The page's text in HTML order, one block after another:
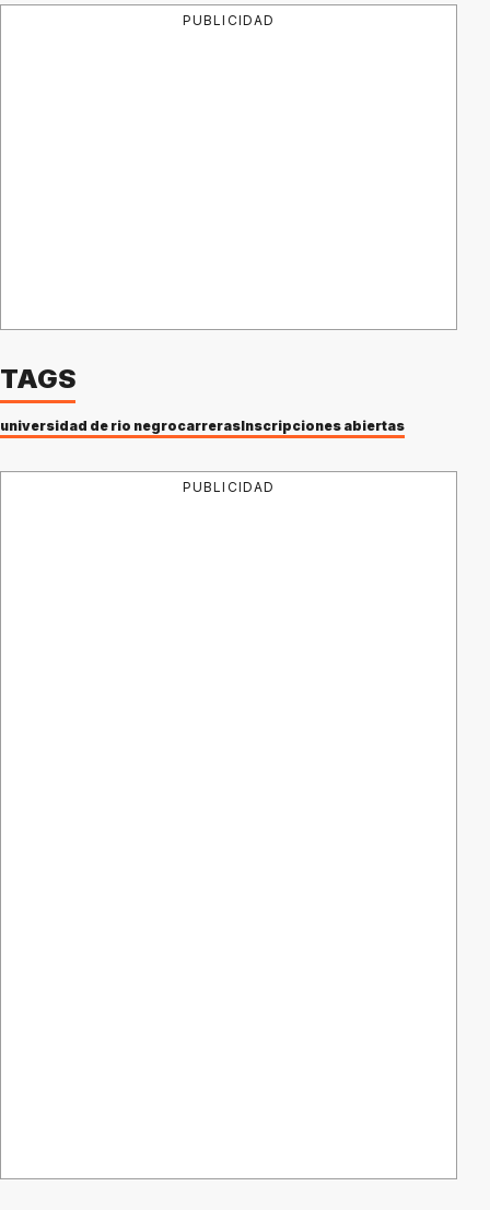
PUBLICIDAD
TAGS
universidad de rio negrocarrerasInscripciones abiertas
PUBLICIDAD